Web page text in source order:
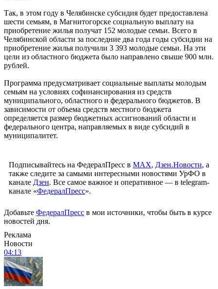
Так, в этом году в Челябинске субсидия будет предоставлена
шести семьям, в Магнитогорске социальную выплату на
приобретение жилья получат 152 молодые семьи. Всего в
Челябинской области за последние два года годы субсидии на
приобретение жилья получили 3 393 молодые семьи. На эти
цели из областного бюджета было направлено свыше 900 млн.
рублей.
Программа предусматривает социальные выплаты молодым
семьям на условиях софинансирования из средств
муниципального, областного и федерального бюджетов. В
зависимости от объема средств местного бюджета
определяется размер бюджетных ассигнований области и
федерального центра, направляемых в виде субсидий в
муниципалитет.
Подписывайтесь на ФедералПресс в МАХ, Дзен.Новости, а
также следите за самыми интересными новостями УрФО в
канале Дзен. Все самое важное и оперативное — в telegram-
канале «ФедералПресс».
Добавьте ФедералПресс в мои источники, чтобы быть в курсе
новостей дня.
Реклама
Новости
04:13